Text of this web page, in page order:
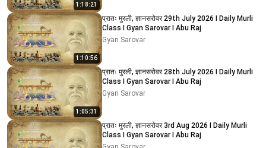
1:18:21
1:10:56
प्रातः मुरली, ज्ञानसरोवर 29th July 2026 I Daily Murli
Class I Gyan Sarovar I Abu Raj
Gyan Sarovar
1:05:31
प्रातः मुरली, ज्ञानसरोवर 28th July 2026 I Daily Murli
Class I Gyan Sarovar I Abu Raj
Gyan Sarovar
प्रातः मुरली, ज्ञानसरोवर 3rd Aug 2026 I Daily Murli
Class I Gyan Sarovar I Abu Raj